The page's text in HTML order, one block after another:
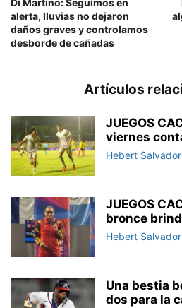
Di Martino: Seguimos en
alerta, lluvias no dejaron
daños graves y controlamos
desborde de cañadas
Artículos
JUEGOS
viernes
Hebert
JUEGOS
bronce
Hebert
Una bestia
dos para la